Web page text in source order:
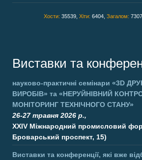
Хости: 35539, Хіти: 6404, Загалом:
Виставки та
науково-практичні семінари «3D
ВИРОБІВ» та «НЕРУЙНІВНИЙ
МОНІТОРИНГ ТЕХНІЧНОГО СТАНУ»
26-27 травня 2026 р.,
XXIV Міжнародний промисловий
Броварський проспект, 15)
Виставки та конференції, які вже